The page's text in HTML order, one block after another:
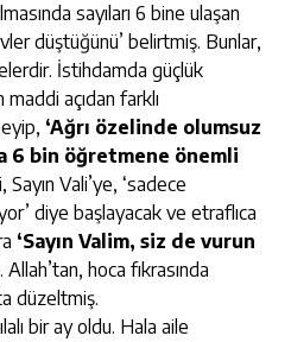
sayıları 6 bine ulaşan
düştüğünü’ belirtmiş. Bunlar,
İstihdamda güçlük
açıdan farklı
‘Ağrı özelinde olumsuz
6 bin öğretmene önemli
Vali’ye, ‘sadece
diye başlayacak ve etraflıca
‘Sayın Valim, siz de vurun
hoca fıkrasında
düzeltmiş.
bir ay oldu. Hala aile